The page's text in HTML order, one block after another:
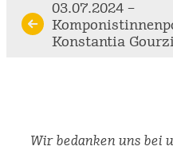
Reading
03.07.2024 –
Konstantia Gourzi
Wir bedanken uns bei